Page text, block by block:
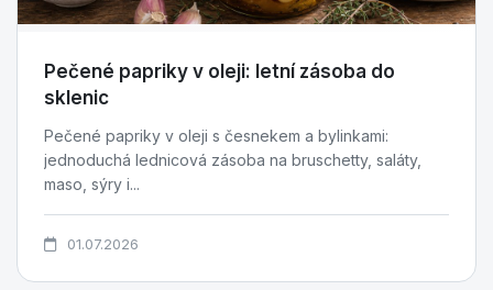
Pečené papriky v oleji: letní zásoba do
sklenic
Pečené papriky v oleji s česnekem a bylinkami:
jednoduchá lednicová zásoba na bruschetty, saláty,
maso, sýry i...
01.07.2026